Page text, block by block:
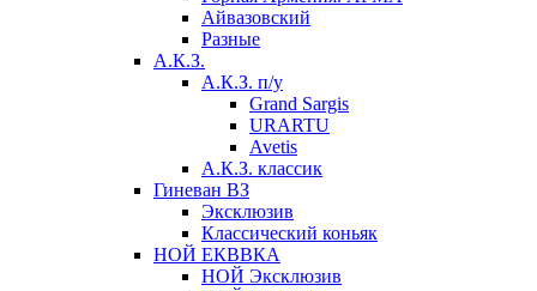
Айвазовский
Разные
А.К.З.
А.К.З. п/у
Grand Sargis
URARTU
Avetis
А.К.З. классик
Гиневан ВЗ
Эксклюзив
Классический коньяк
НОЙ ЕКВВКА
НОЙ Эксклюзив